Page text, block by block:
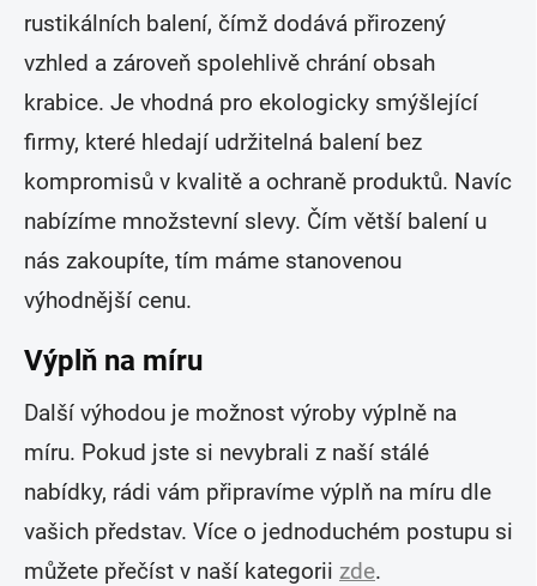
rustikálních balení, čímž dodává přirozený
vzhled a zároveň spolehlivě chrání obsah
krabice. Je vhodná pro ekologicky smýšlející
firmy, které hledají udržitelná balení bez
kompromisů v kvalitě a ochraně produktů. Navíc
nabízíme množstevní slevy. Čím větší balení u
nás zakoupíte, tím máme stanovenou
výhodnější cenu.
Výplň na míru
Další výhodou je možnost výroby výplně na
míru. Pokud jste si nevybrali z naší stálé
nabídky, rádi vám připravíme výplň na míru dle
vašich představ. Více o jednoduchém postupu si
můžete přečíst v naší kategorii zde.